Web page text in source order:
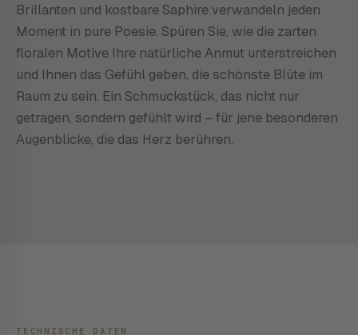
Brillanten und kostbare Saphire verwandeln jeden
Moment in pure Poesie. Spüren Sie, wie die zarten
floralen Motive Ihre natürliche Anmut unterstreichen
und Ihnen das Gefühl geben, die schönste Blüte im
Raum zu sein. Ein Schmuckstück, das nicht nur
getragen, sondern gefühlt wird – für jene besonderen
Augenblicke, die das Herz berühren.
TECHNISCHE DATEN